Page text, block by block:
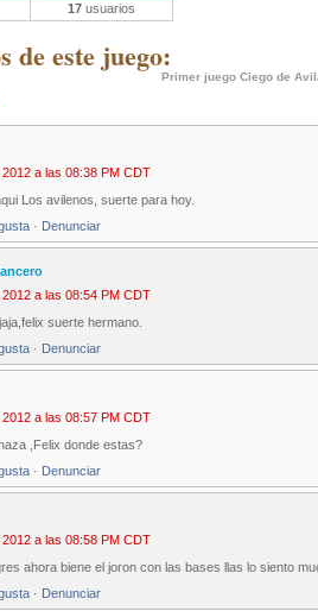
17 usuarios
de este juego:
Primer juego Ciego de
a las 08:38 PM CDT
Los avilenos, suerte para hoy.
· Denunciar
a las 08:54 PM CDT
suerte hermano.
· Denunciar
a las 08:57 PM CDT
,Felix donde estas?
· Denunciar
a las 08:58 PM CDT
ahora biene el joron con las bases llas lo siento
· Denunciar